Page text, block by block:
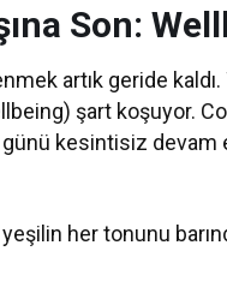
Son:
artık geride
şart koşuyor.
kesintisiz devam
her tonunu